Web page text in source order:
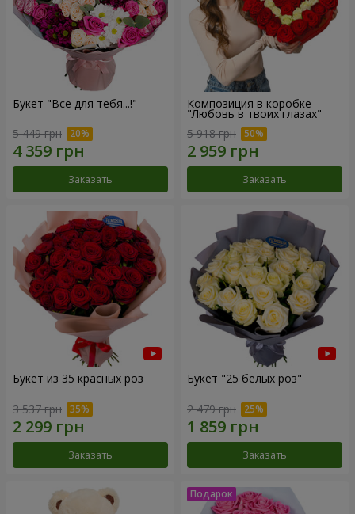
Букет "Все для тебя...!"
5 449 грн
Заказать
Композиция в коробке
"Любовь в твоих глазах"
5 918 грн
Заказать
Букет из 35 красных роз
3 537 грн
Заказать
Букет "25 белых роз"
2 479 грн
Заказать